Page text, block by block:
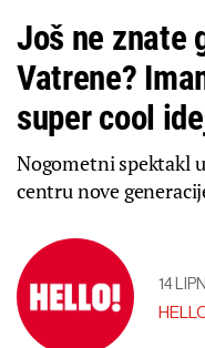
Još ne znate
Vatrene?
super cool
Nogometni spektakl
centru nove
14